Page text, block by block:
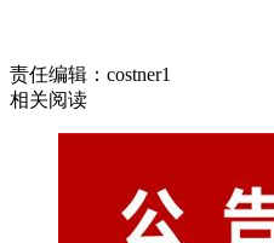
责任编辑：costner1
相关阅读